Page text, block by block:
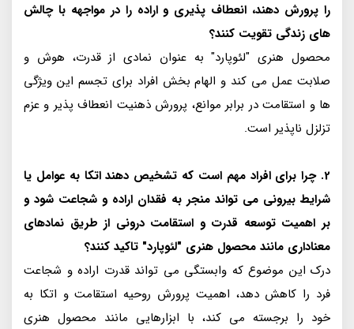
را پرورش دهند، انعطاف پذیری و اراده را در مواجهه با چالش
های زندگی تقویت کنند؟
محصول هنری "لئوپارد" به عنوان نمادی از قدرت، هوش و
صلابت عمل می کند و الهام بخش افراد برای تجسم این ویژگی
ها و استقامت در برابر موانع، پرورش ذهنیت انعطاف پذیر و عزم
تزلزل ناپذیر است.
2. چرا برای افراد مهم است که تشخیص دهند اتکا به عوامل یا
شرایط بیرونی می تواند منجر به فقدان اراده و شجاعت شود و
بر اهمیت توسعه قدرت و استقامت درونی از طریق نمادهای
معناداری مانند محصول هنری "لئوپارد" تاکید کنند؟
درک این موضوع که وابستگی می تواند قدرت اراده و شجاعت
فرد را کاهش دهد، اهمیت پرورش روحیه استقامت و اتکا به
خود را برجسته می کند، با ابزارهایی مانند محصول هنری